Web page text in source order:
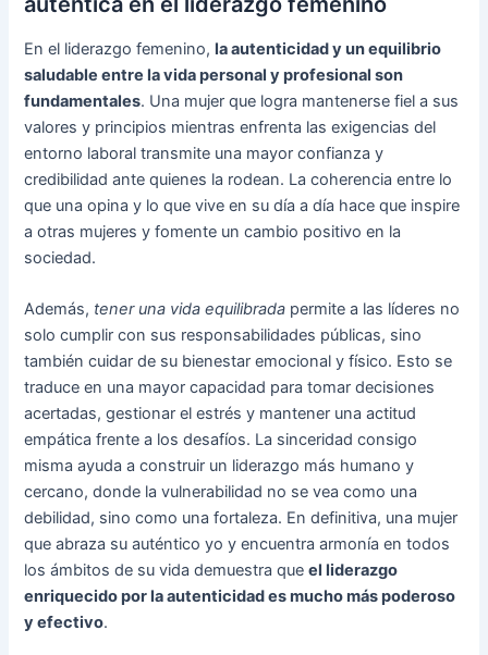
En el liderazgo femenino,la autenticidad y un equilibrio
saludable entre la vida personal y profesional son
fundamentales. Una mujer que logra mantenerse fiel a sus
valores y principios mientras enfrenta las exigencias del
entorno laboral transmite una mayor confianza y
credibilidad ante quienes la rodean. La coherencia entre lo
que una opina y lo que vive en su día a día hace que inspire
a otras mujeres y fomente un cambio positivo en la
sociedad.
Además, tener una vida equilibrada permite a las líderes no
solo cumplir con sus responsabilidades públicas, sino
también cuidar de su bienestar emocional y físico. Esto se
traduce en una mayor capacidad para tomar decisiones
acertadas, gestionar el estrés y mantener una actitud
empática frente a los desafíos. La sinceridad consigo
misma ayuda a construir un liderazgo más humano y
cercano, donde la vulnerabilidad no se vea como una
debilidad, sino como una fortaleza. En definitiva, una mujer
que abraza su auténtico yo y encuentra armonía en todos
los ámbitos de su vida demuestra queel liderazgo
enriquecido por la autenticidad es mucho más poderoso
y efectivo.